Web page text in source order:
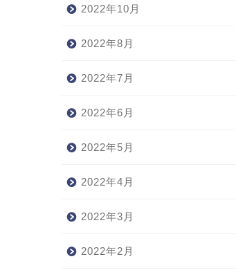
2022年10月
2022年8月
2022年7月
2022年6月
2022年5月
2022年4月
2022年3月
2022年2月